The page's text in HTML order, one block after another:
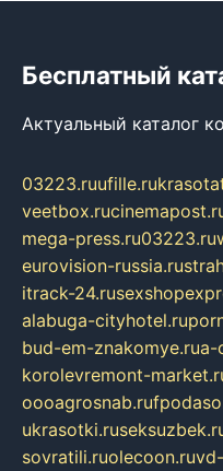
Бесплатный
Актуальный каталог
03223.ruufille.ru
veetbox.ru
mega-press.ru03223.ru
eurovision-russia.ru
itrack-24.ru
alabuga-cityhotel.ru
bud-em-znakomye.rua-
korolevremont-
oooagrosnab.ru
ukrasotki.ru
sovratili.ruolecoon.ru